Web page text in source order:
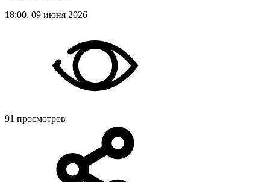
18:00, 09 июня 2026
91 просмотров